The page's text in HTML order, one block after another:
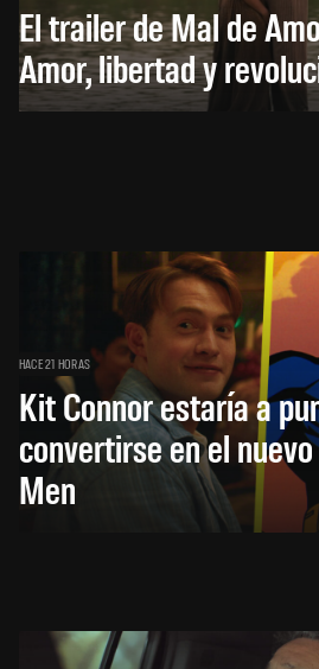
El trailer de Mal de
Amor, libertad y
HACE 21 HORAS
Kit Connor estaría a
convertirse en el
Men